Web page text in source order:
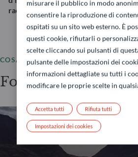
raccomandazione di investimento.
COSA OFFRIAMO
Fondi selezionati
TASSI/CREDITO
misurare il pubblico in modo
consentire la riproduzione di
ospitati su un sito web esterno. È
questi cookie, rifiutarli o
scelte cliccando sui pulsanti di
pulsante delle impostazioni dei
informazioni dettagliate su tutti i
modificare le proprie scelte in
Rifiuta tutti
Accetta tutti
Impostazioni dei cookies